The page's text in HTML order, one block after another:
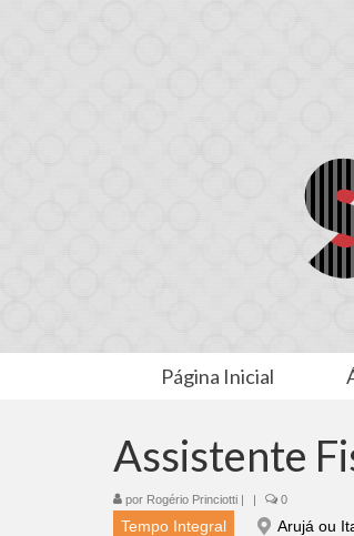
Página Inicial
Assistente
por Rogério Princiotti | | 0
Tempo Integral Arujá ou